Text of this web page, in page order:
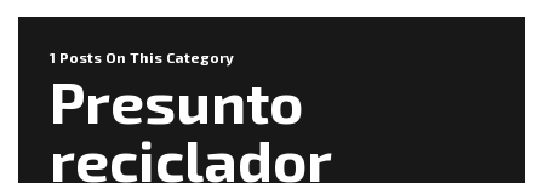
1 Posts On This Category
Presunto
reciclador